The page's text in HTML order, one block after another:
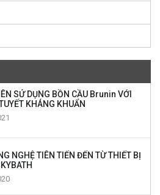
SỬ DỤNG BỒN CẦU Brunin VỚI
KHÁNG KHUẨN
NGHỆ TIÊN TIẾN ĐẾN TỪ THIẾT BỊ